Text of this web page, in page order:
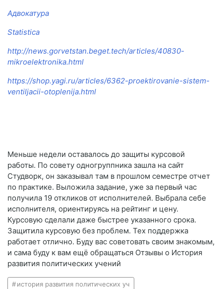
Адвокатура
Statistica
http://news.gorvetstan.beget.tech/articles/40830-
mikroelektronika.html
https://shop.yagi.ru/articles/6362-proektirovanie-sistem-
ventiljacii-otoplenija.html
Меньше недели оставалось до защиты курсовой
работы. По совету одногруппника зашла на сайт
Студворк, он заказывал там в прошлом семестре отчет
по практике. Выложила задание, уже за первый час
получила 19 откликов от исполнителей. Выбрала себе
исполнителя, ориентируясь на рейтинг и цену.
Курсовую сделали даже быстрее указанного срока.
Защитила курсовую без проблем. Тех поддержка
работает отлично. Буду вас советовать своим знакомым,
и сама буду к вам ещё обращаться Отзывы о История
развития политических учений
история развития политических уч